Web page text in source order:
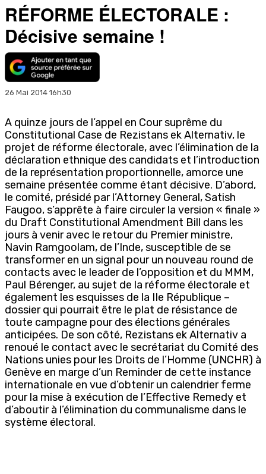
RÉFORME ÉLECTORALE :
Décisive semaine !
26 Mai 2014 16h30
A quinze jours de l’appel en Cour suprême du
Constitutional Case de Rezistans ek Alternativ, le
projet de réforme électorale, avec l’élimination de la
déclaration ethnique des candidats et l’introduction
de la représentation proportionnelle, amorce une
semaine présentée comme étant décisive. D’abord,
le comité, présidé par l’Attorney General, Satish
Faugoo, s’apprête à faire circuler la version « finale »
du Draft Constitutional Amendment Bill dans les
jours à venir avec le retour du Premier ministre,
Navin Ramgoolam, de l’Inde, susceptible de se
transformer en un signal pour un nouveau round de
contacts avec le leader de l’opposition et du MMM,
Paul Bérenger, au sujet de la réforme électorale et
également les esquisses de la IIe République –
dossier qui pourrait être le plat de résistance de
toute campagne pour des élections générales
anticipées. De son côté, Rezistans ek Alternativ a
renoué le contact avec le secrétariat du Comité des
Nations unies pour les Droits de l’Homme (UNCHR) à
Genève en marge d’un Reminder de cette instance
internationale en vue d’obtenir un calendrier ferme
pour la mise à exécution de l’Effective Remedy et
d’aboutir à l’élimination du communalisme dans le
système électoral.